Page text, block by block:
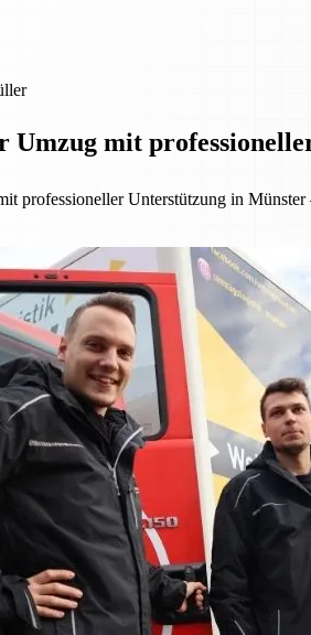
Umzug mit
professioneller Unterstützung in